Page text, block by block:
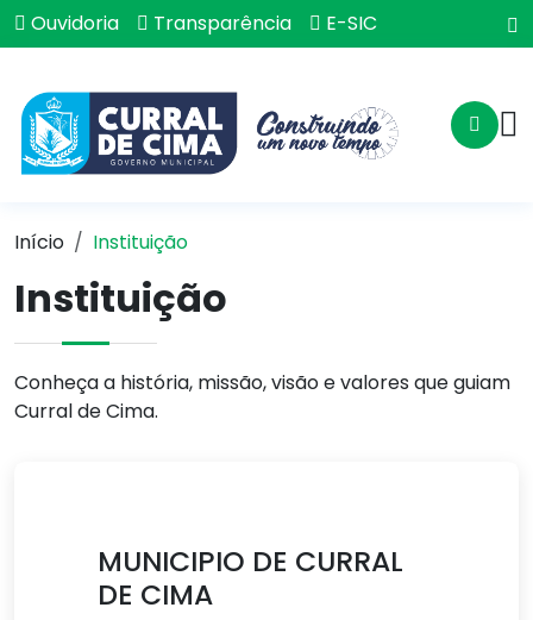
Ouvidoria Transparência E-SIC
Início Instituição
Instituição
Conheça a história, missão, visão e valores que guiam
Curral de Cima.
MUNICIPIO DE CURRAL
DE CIMA